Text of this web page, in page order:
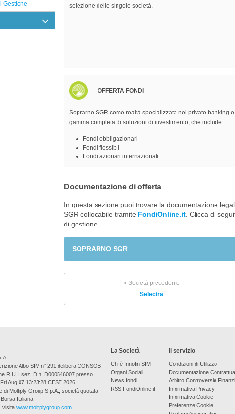
Gestione
selezione delle singole società.
OFFERTA FONDI
Soprarno SGR come realtà specializzata nel private banking
gamma completa di soluzioni di investimento, che include:
Fondi obbligazionari
Fondi flessibli
Fondi azionari internazionali
Documentazione di offerta
In questa sezione puoi trovare la documentazione
SGR collocabile tramite FondiOnline.it. Clicca di
di gestione.
SOPRARNO SGR
« Società precedente
Selectra
La Società
Chi è Innofin SIM
Organi Sociali
News fondi
RSS FondiOnline.it
Il servizio
Condizioni di Utilizzo
Documentazione
Arbitro Controversie
Informativa Privacy
Informativa Cookie
Preferenze Cookie
Albo SIM n° 291 delibera CONSOB
R.U.I. sez. D n. D000546007 presso
Aug 07 13:23:28 CEST 2026
di Moltiply Group S.p.A., società quotata
Italiana
visita www.moltiplygroup.com